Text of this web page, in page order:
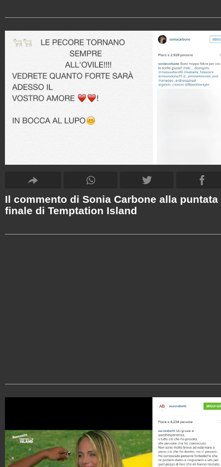
Il commento di Sonia Carbone alla puntata
finale di Temptation Island